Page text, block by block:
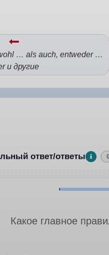
… als auch, entweder …
и другие
ответ/ответы
Какое главное